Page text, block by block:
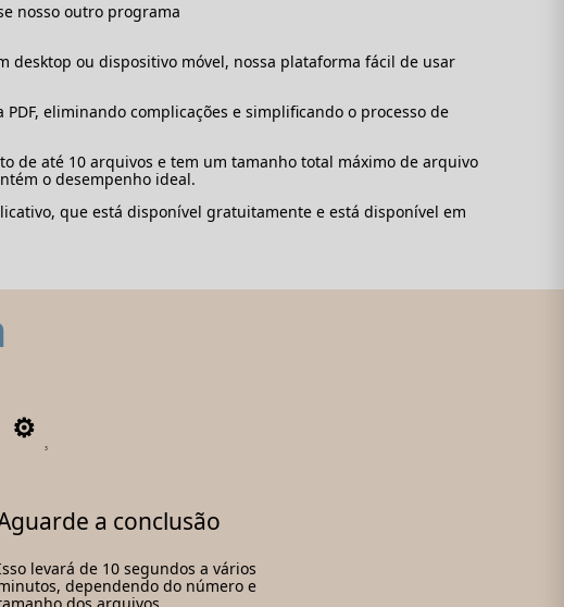
nosso outro programa
desktop ou dispositivo móvel, nossa plataforma fácil de usar
eliminando complicações e simplificando o processo de
de até 10 arquivos e tem um tamanho total máximo de arquivo
o desempenho ideal.
que está disponível gratuitamente e está disponível em
3
a conclusão
levará de 10 segundos a vários
dependendo do número e